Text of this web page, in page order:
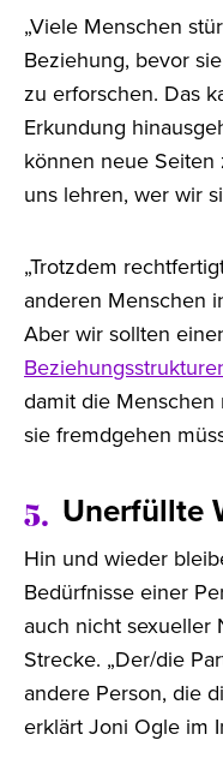
„Viele Menschen
Beziehung, bevor
zu erforschen. Das
Erkundung
können neue
uns lehren, wer wir
„Trotzdem
anderen Menschen
Aber wir sollten
damit die Menschen
sie fremdgehen
5. Unerfüllte
Hin und wieder
Bedürfnisse einer
auch nicht sexueller
Strecke. „Der/die
andere Person, die
erklärt Joni Ogle im